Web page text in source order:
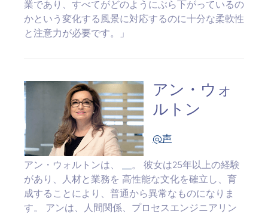
業であり、すべてがどのようにぶら下がっているの
かという変化する風景に対応するのに十分な柔軟性
と注意力が必要です。」
アン・ウォ
ルトン
@声
アン・ウォルトンは、
。 彼女は25年以上の経験
があり、人材と業務を 高性能な文化を確立し、育
成することにより、普通から異常なものになりま
す。 アンは、人間関係、プロセスエンジニアリン